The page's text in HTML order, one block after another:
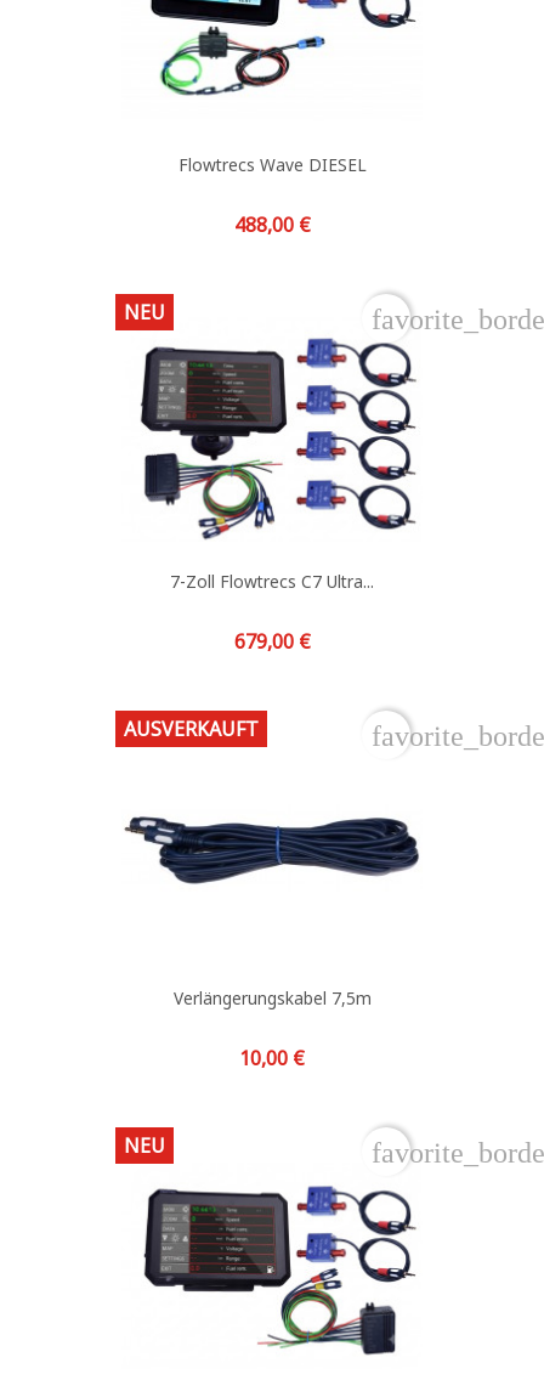
Flowtrecs Wave DIESEL
Preis
488,00 €
7-Zoll Flowtrecs C7 Ultra...
Preis
679,00 €
NEU
Verlängerungskabel 7,5m
Preis
10,00 €
AUSVERKAUFT
NEU